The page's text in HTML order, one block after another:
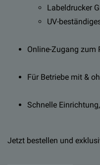
Labeldrucker
UV-
Online-Zugang zum
Für Betriebe mit &
Schnelle
Jetzt bestellen und